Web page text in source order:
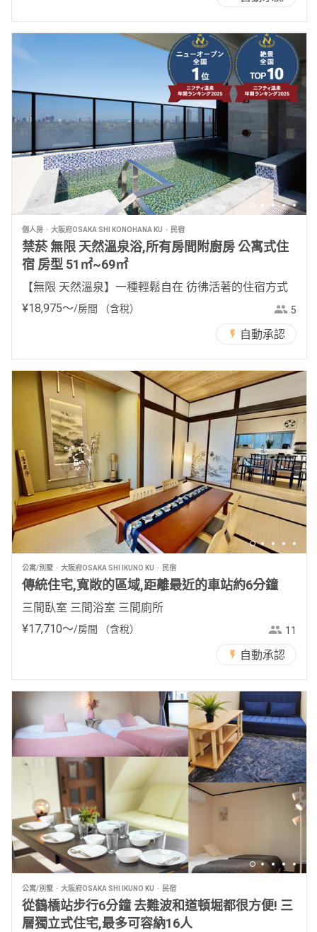
個人房 大阪府OSAKA SHI KONOHANA KU 民宿
禁菸 無限 天然溫泉浴,所有房間附廚房 公寓式住
宿 房型 51㎡~69㎡
【無限 天然溫泉】一種輕鬆自在 彷彿活著的住宿方式
¥18,975〜/房間 （含稅） 5
自動承認
公寓/別墅 大阪府OSAKA SHI IKUNO KU 民宿
傳統住宅,寬敞的區域,距離最近的車站約6分鐘
三間臥室 三間浴室 三間廁所
¥17,710〜/房間 （含稅） 11
自動承認
公寓/別墅 大阪府OSAKA SHI IKUNO KU 民宿
從鶴橋站步行6分鐘 去難波和道頓堀都很方便! 三
層獨立式住宅,最多可容納16人